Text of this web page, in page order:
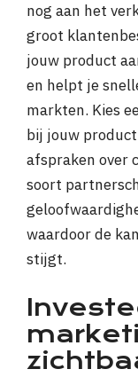
nog aan het
groot
jouw product
en helpt je
markten. Kies
bij jouw
afspraken over
soort
waardoor de
stijgt.